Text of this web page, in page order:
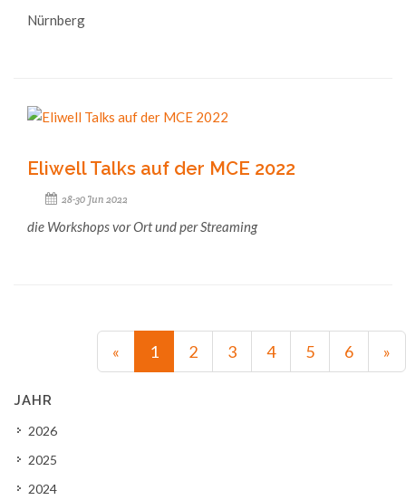
Nürnberg
Eliwell Talks auf der MCE 2022
28-30 Jun 2022
die Workshops vor Ort und per Streaming
« 1 2 3 4 5 6 »
JAHR
2026
2025
2024